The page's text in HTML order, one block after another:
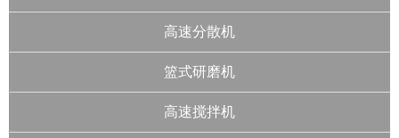
高速分散机
篮式研磨机
高速搅拌机